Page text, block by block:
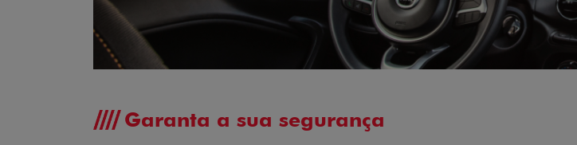
Garanta a sua segurança